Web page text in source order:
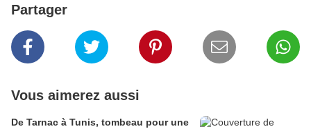
Partager
Vous aimerez aussi
De Tarnac à Tunis, tombeau pour une